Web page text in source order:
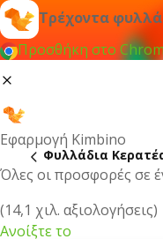
Τρέχοντα
Προσθήκη στο
Εφαρμογή Kimbino
Όλες οι προσφορές σε
(14,1 χιλ. αξιολογήσεις)
Ανοίξτε το
Φυλλάδια